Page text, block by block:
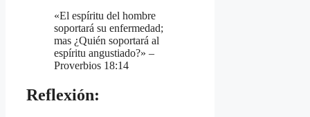
«El espíritu del hombre
soportará su enfermedad;
mas ¿Quién soportará al
espíritu angustiado?» –
Proverbios 18:14
Reflexión: